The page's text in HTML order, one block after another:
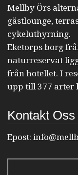
Mellby Örs
gästlounge,
cykeluthyrning.
Eketorps borg
naturreservat
från hotellet. I
upp till 377 arter
Kontakt Oss
Epost: